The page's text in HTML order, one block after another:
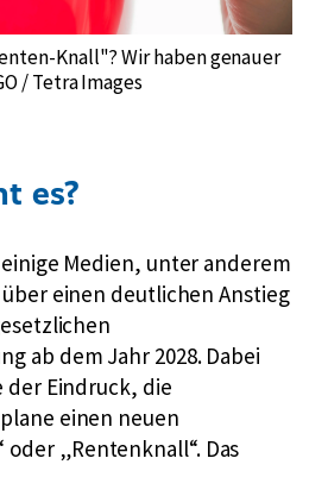
Knall"? Wir haben genauer
/ Tetra Images
es?
Medien, unter anderem
einen deutlichen Anstieg
ab dem Jahr 2028. Dabei
Eindruck, die
einen neuen
„Rentenknall“. Das